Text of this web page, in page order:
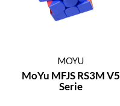
Speedcube prijsklasse
Speedcube € 50 – € 75
MOYU
MoYu MFJS RS3M V5
Serie